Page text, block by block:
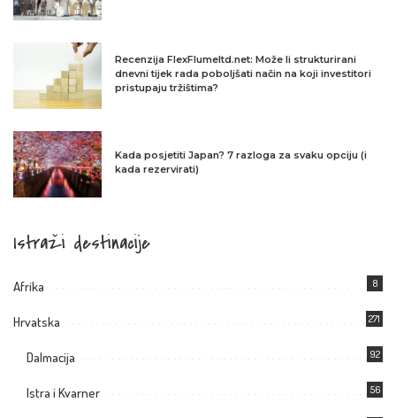
Recenzija FlexFlumeltd.net: Može li strukturirani
dnevni tijek rada poboljšati način na koji investitori
pristupaju tržištima?
Kada posjetiti Japan? 7 razloga za svaku opciju (i
kada rezervirati)
Istraži destinacije
Afrika 8
Hrvatska 271
Dalmacija 92
Istra i Kvarner 56